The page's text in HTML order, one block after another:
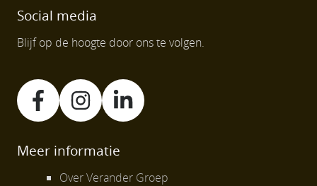
Social media
Blijf op de hoogte door ons te volgen.
Meer informatie
Over Verander Groep